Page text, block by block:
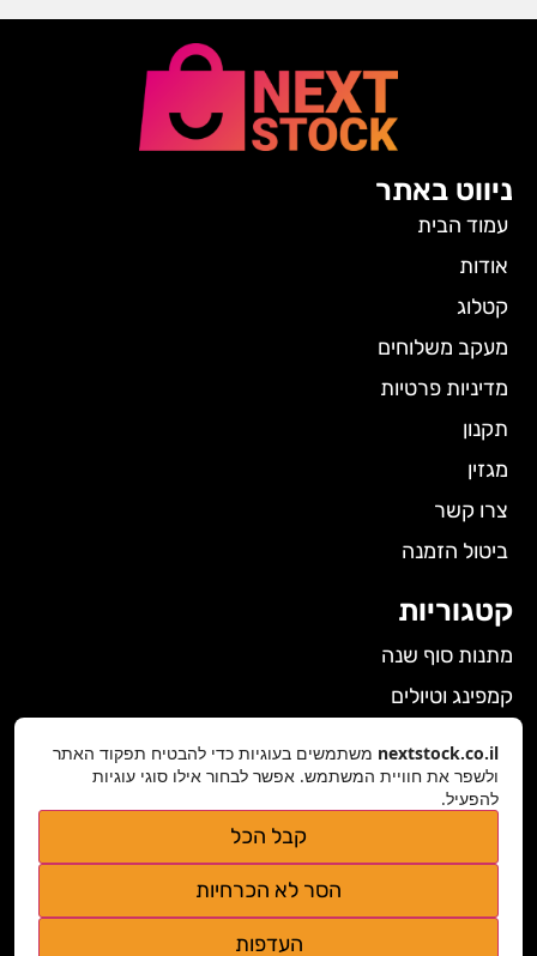
ניווט באתר
עמוד הבית
אודות
קטלוג
מעקב משלוחים
מדיניות פרטיות
תקנון
מגזין
צרו קשר
ביטול הזמנה
קטגוריות
מתנות סוף שנה
קמפינג וטיולים
גאדג'טים
nextstock.co.il@gmail.com
נגישות אתר
nextstock.co.il משתמשים בעוגיות כדי להבטיח תפקוד האתר
ולשפר את חוויית המשתמש. אפשר לבחור אילו סוגי עוגיות
להפעיל.
קבל הכל
הסר לא הכרחיות
העדפות